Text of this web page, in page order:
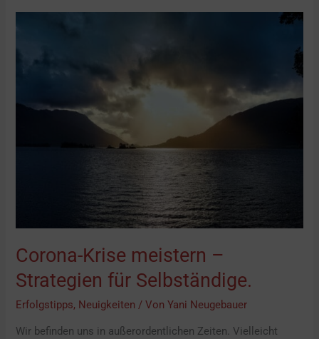
Corona-Krise meistern –
Strategien für Selbständige.
Erfolgstipps, Neuigkeiten / VonYani Neugebauer
Wir befinden uns in außerordentlichen Zeiten. Vielleicht